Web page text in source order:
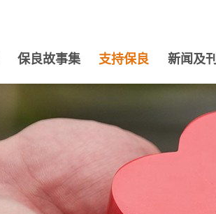
保良故事集 支持保良 新闻及